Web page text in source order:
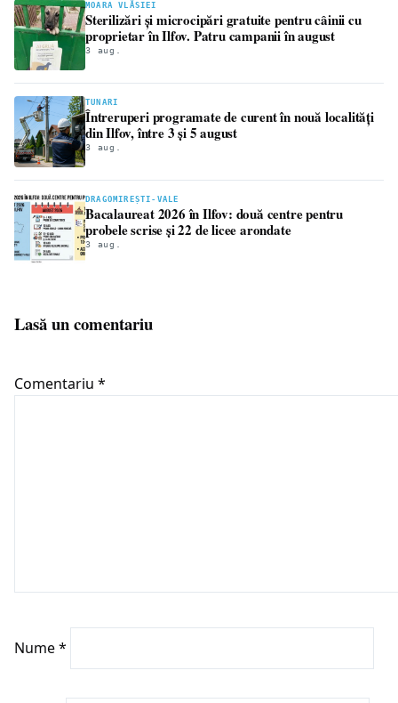
MOARA VLĂSIEI
Sterilizări și microcipări gratuite pentru câinii cu
proprietar în Ilfov. Patru campanii în august
3 aug.
TUNARI
Întreruperi programate de curent în nouă localități
din Ilfov, între 3 și 5 august
3 aug.
DRAGOMIREȘTI-VALE
Bacalaureat 2026 în Ilfov: două centre pentru
probele scrise și 22 de licee arondate
3 aug.
Lasă un comentariu
Comentariu *
Nume*